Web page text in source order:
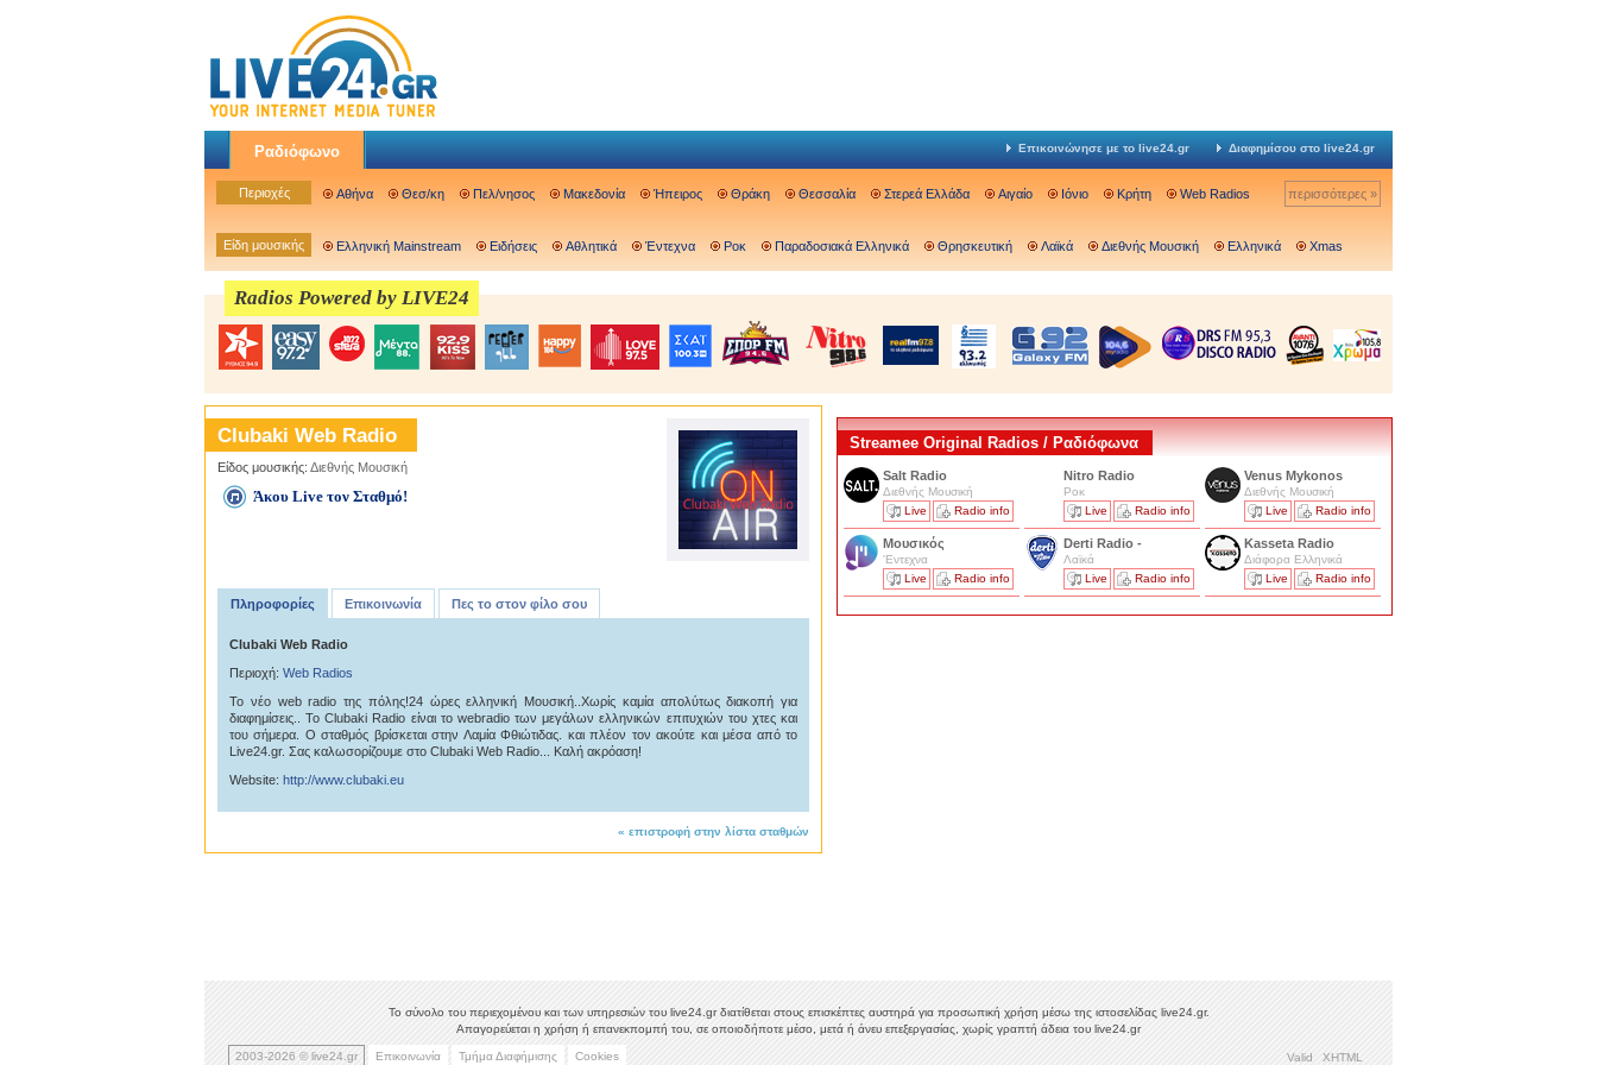
Ραδιόφωνο Επικοινώνησε με το live24.gr Διαφημίσου στο live24.gr
Περιοχές Αθήνα Θεσ/κη Πελ/νησος Μακεδονία Ήπειρος Θράκη Θεσσαλία Στερεά Ελλάδα Αιγαίο Ιόνιο Κρήτη Web Radios περισσότερες »
Είδη μουσικής Ελληνική Mainstream Ειδήσεις Αθλητικά Έντεχνα Ροκ Παραδοσιακά Ελληνικά Θρησκευτική Λαϊκά Διεθνής Μουσική Ελληνικά Xmas
Radios Powered by LIVE24
Clubaki Web Radio
Είδος μουσικής: Διεθνής Μουσική
Άκου Live τον Σταθμό!
Πληροφορίες Επικοινωνία Πες το στον φίλο σου
Clubaki Web Radio
Περιοχή: Web Radios
Το νέο web radio της πόλης!24 ώρες ελληνική Μουσική..Χωρίς καμία απολύτως διακοπή για
διαφημίσεις.. Το Clubaki Radio είναι το webradio των μεγάλων ελληνικών επιτυχιών του χτες και
του σήμερα. Ο σταθμός βρίσκεται στην Λαμία Φθιώτιδας. και πλέον τον ακούτε και μέσα από το
Live24.gr. Σας καλωσορίζουμε στο Clubaki Web Radio... Καλή ακρόαση!
Website: http://www.clubaki.eu
« επιστροφή στην λίστα σταθμών
Streamee Original Radios / Ραδιόφωνα
Salt Radio
Διεθνής Μουσική
Live
Radio info
Nitro Radio
Ροκ
Live
Radio info
Venus Mykonos
Διεθνής Μουσική
Live
Radio info
Μουσικός
'Εντεχνα
Live
Radio info
Derti Radio -
Λαϊκά
Live
Radio info
Kasseta Radio
Διάφορα Ελληνικά
Live
Radio info
Το σύνολο του περιεχομένου και των υπηρεσιών του live24.gr διατίθεται στους επισκέπτες αυστηρά για προσωπική χρήση μέσω της ιστοσελίδας live24.gr.
Απαγορεύεται η χρήση ή επανεκπομπή του, σε οποιοδήποτε μέσο, μετά ή άνευ επεξεργασίας, χωρίς γραπτή άδεια του live24.gr
2003-2026 © live24.gr Επικοινωνία Τμήμα Διαφήμισης Cookies Valid XHTML